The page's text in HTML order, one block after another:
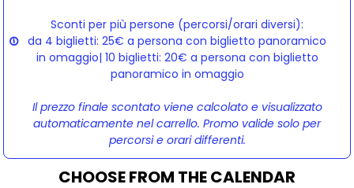
Sconti per più persone (percorsi/orari diversi):
da 4 biglietti: 25€ a persona con biglietto panoramico
in omaggio| 10 biglietti: 20€ a persona con biglietto
panoramico in omaggio
Il prezzo finale scontato viene calcolato e visualizzato
automaticamente nel carrello. Promo valide solo per
percorsi e orari differenti.
CHOOSE FROM THE CALENDAR